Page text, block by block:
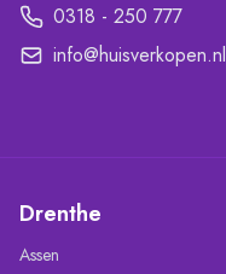
0318 - 250 777
info@huisverkopen.nl
Drenthe
Assen